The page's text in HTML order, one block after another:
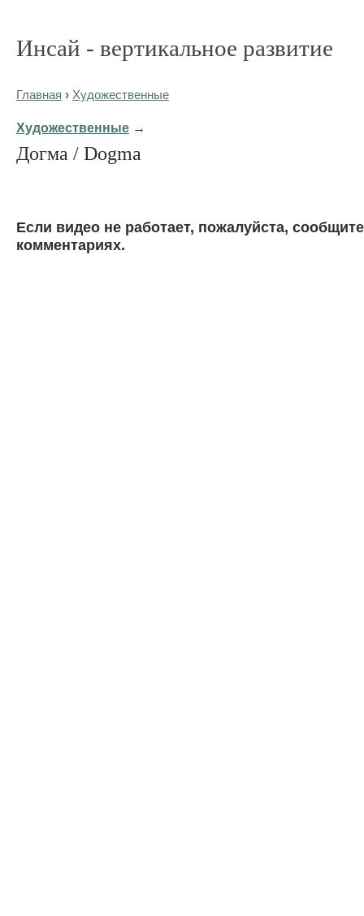
Инсай - вертикальное развитие
Главная › Художественные
Художественные →
Догма / Dogma
Eсли видео не работает, пожалуйста,
комментариях.